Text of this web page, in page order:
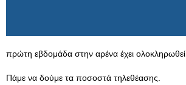
πρώτη εβδομάδα στην αρένα έχει ολοκληρωθεί.
Πάμε να δούμε τα ποσοστά τηλεθέασης.